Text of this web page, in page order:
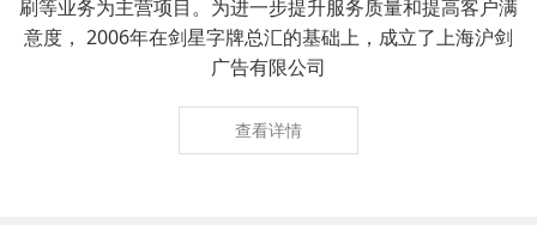
刷等业务为主营项目。为进一步提升服务质量和提高客户满
意度， 2006年在剑星字牌总汇的基础上，成立了上海沪剑
广告有限公司
查看详情